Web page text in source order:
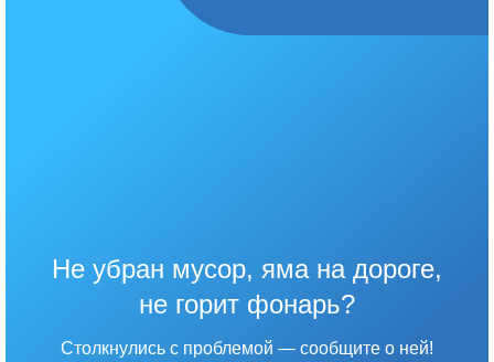
Не убран мусор, яма на дороге,
не горит фонарь?
Столкнулись с проблемой — сообщите о ней!